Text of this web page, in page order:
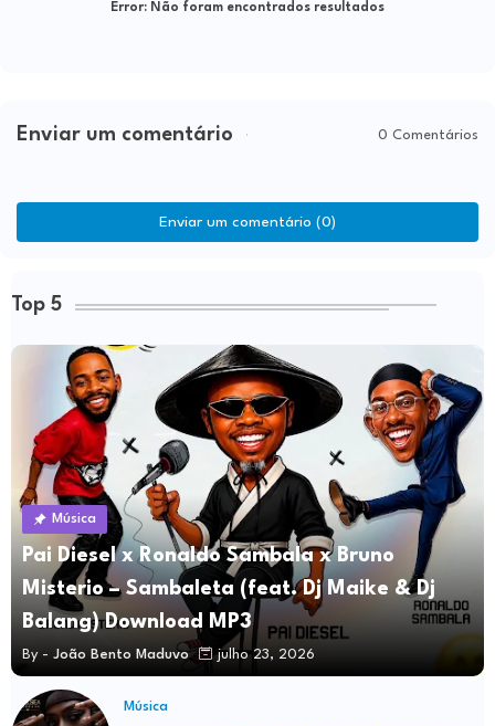
Error: Não foram encontrados resultados
Enviar um comentário 0 Comentários
Enviar um comentário (0)
Top 5
Música
Pai Diesel x Ronaldo Sambala x Bruno
Misterio – Sambaleta (feat. Dj Maike & Dj
Balang) Download MP3
By - João Bento Maduvo julho 23, 2026
Música